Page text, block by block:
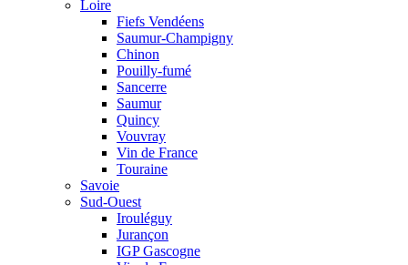
Loire
Fiefs Vendéens
Saumur-Champigny
Chinon
Pouilly-fumé
Sancerre
Saumur
Quincy
Vouvray
Vin de France
Touraine
Savoie
Sud-Ouest
Irouléguy
Jurançon
IGP Gascogne